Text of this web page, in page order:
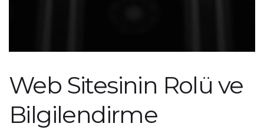
Web Sitesinin Rolü ve
Bilgilendirme